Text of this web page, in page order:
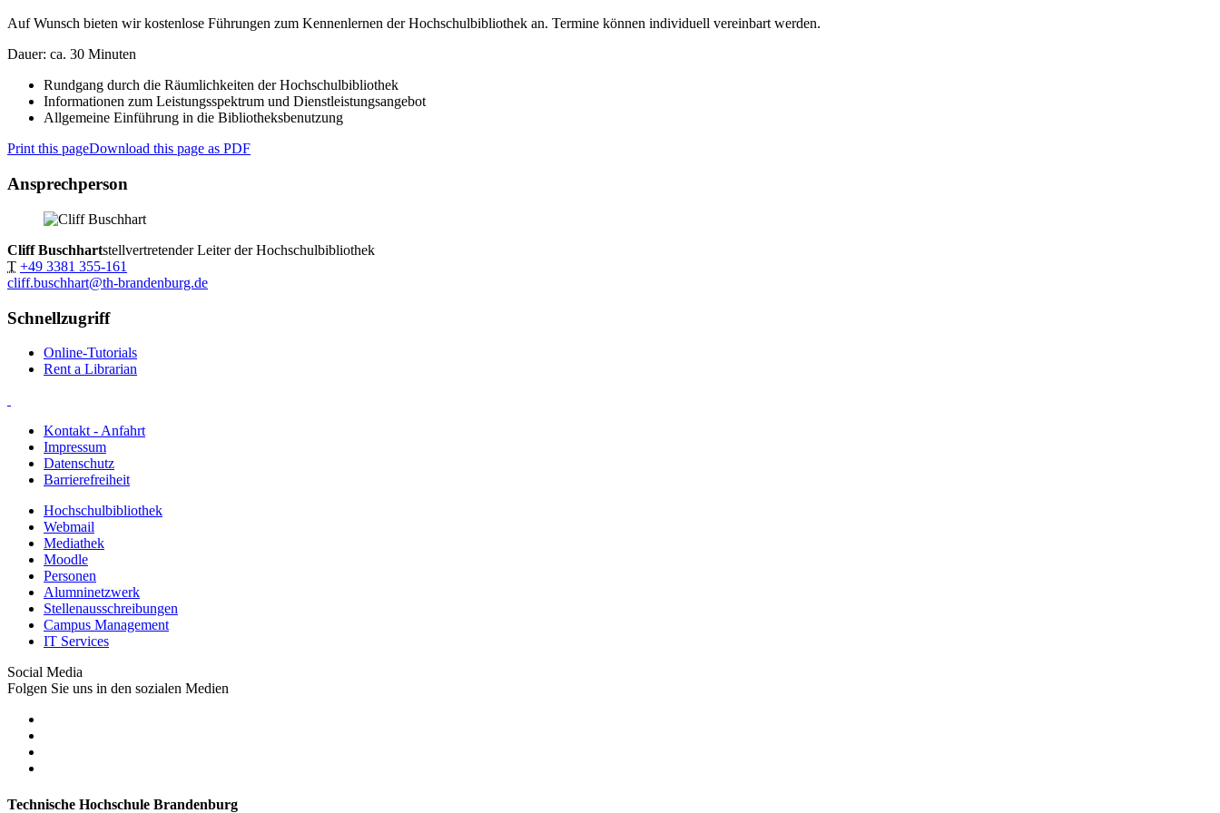
Auf Wunsch bieten wir kostenlose Führungen zum Kennenlernen der Hochschulbibliothek an. Termine können individuell vereinbart werden.
Dauer: ca. 30 Minuten
Rundgang durch die Räumlichkeiten der Hochschulbibliothek
Informationen zum Leistungsspektrum und Dienstleistungsangebot
Allgemeine Einführung in die Bibliotheksbenutzung
Print this pageDownload this page as PDF
Ansprechperson
Cliff Buschhartstellvertretender Leiter der Hochschulbibliothek
T +49 3381 355-161
cliff.buschhart@th-brandenburg.de
Schnellzugriff
Online-Tutorials
Rent a Librarian
Kontakt - Anfahrt
Impressum
Datenschutz
Barrierefreiheit
Hochschulbibliothek
Webmail
Mediathek
Moodle
Personen
Alumninetzwerk
Stellenausschreibungen
Campus Management
IT Services
Social Media
Folgen Sie uns in den sozialen Medien
Technische Hochschule Brandenburg